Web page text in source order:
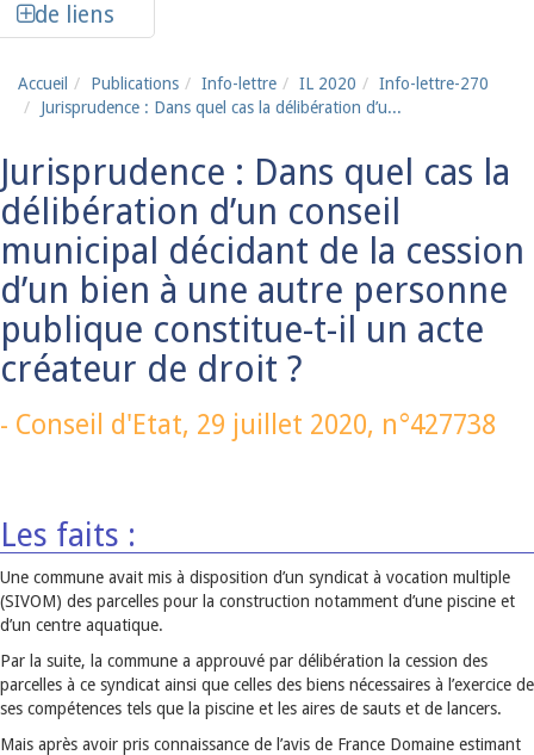
de liens
Accueil Publications Info-lettre IL 2020
Info-lettre-270
Jurisprudence : Dans quel cas la délibération d’u...
Jurisprudence : Dans quel cas la
délibération d’un conseil
municipal décidant de la cession
d’un bien à une autre personne
publique constitue-t-il un acte
créateur de droit ?
- Conseil d'Etat, 29 juillet 2020, n°427738
Les faits :
Une commune avait mis à disposition d’un syndicat à vocation multiple
(SIVOM) des parcelles pour la construction notamment d’une piscine et
d’un centre aquatique.
Par la suite, la commune a approuvé par délibération la cession des
parcelles à ce syndicat ainsi que celles des biens nécessaires à l’exercice de
ses compétences tels que la piscine et les aires de sauts et de lancers.
Mais après avoir pris connaissance de l’avis de France Domaine estimant